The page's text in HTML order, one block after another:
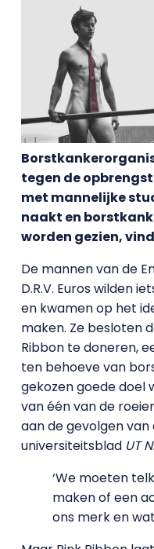
tegen de
met mannelijke
naakt en
worden gezien,
De mannen van de
D.R.V. Euros wilden
en kwamen op het
maken. Ze besloten
Ribbon te doneren,
ten behoeve van
gekozen goede doel
van één van de
aan de gevolgen van
universiteitsblad UT
‘We moeten
maken of een
ons merk en